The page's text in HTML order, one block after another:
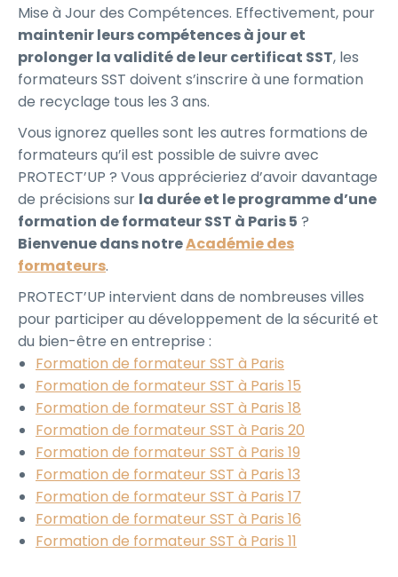
Mise à Jour des Compétences. Effectivement, pour
maintenir leurs compétences à jour et
prolonger la validité de leur certificat SST, les
formateurs SST doivent s’inscrire à une formation
de recyclage tous les 3 ans.
Vous ignorez quelles sont les autres formations de
formateurs qu’il est possible de suivre avec
PROTECT’UP ? Vous apprécieriez d’avoir davantage
de précisions sur la durée et le programme d’une
formation de formateur SST à Paris 5 ?
Bienvenue dans notreAcadémie des
formateurs.
PROTECT’UP intervient dans de nombreuses villes
pour participer au développement de la sécurité et
du bien-être en entreprise :
Formation de formateur SST à Paris
Formation de formateur SST à Paris 15
Formation de formateur SST à Paris 18
Formation de formateur SST à Paris 20
Formation de formateur SST à Paris 19
Formation de formateur SST à Paris 13
Formation de formateur SST à Paris 17
Formation de formateur SST à Paris 16
Formation de formateur SST à Paris 11